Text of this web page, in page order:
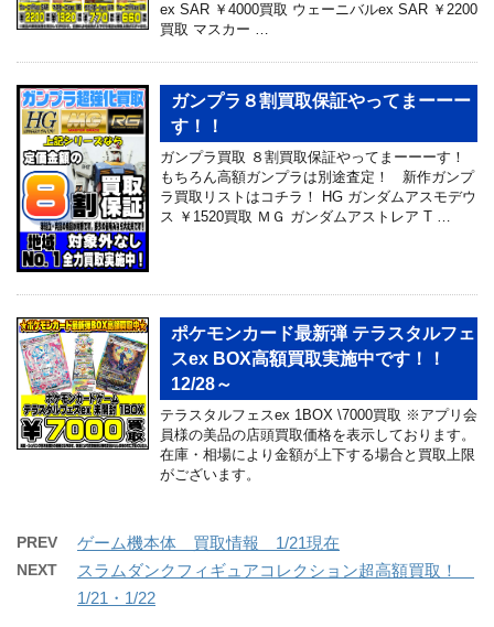
ex SAR ￥4000買取 ウェーニバルex SAR ￥2200
買取 マスカー …
ガンプラ８割買取保証やってまーーー
す！！
ガンプラ買取 ８割買取保証やってまーーーす！
もちろん高額ガンプラは別途査定！ 新作ガンプ
ラ買取リストはコチラ！ HG ガンダムアスモデウ
ス ￥1520買取 ＭＧ ガンダムアストレア T …
ポケモンカード最新弾 テラスタルフェ
スex BOX高額買取実施中です！！
12/28～
テラスタルフェスex 1BOX \7000買取 ※アプリ会
員様の美品の店頭買取価格を表示しております。
在庫・相場により金額が上下する場合と買取上限
がございます。
PREV ゲーム機本体 買取情報 1/21現在
NEXT
スラムダンクフィギュアコレクション超高額買取！
1/21・1/22